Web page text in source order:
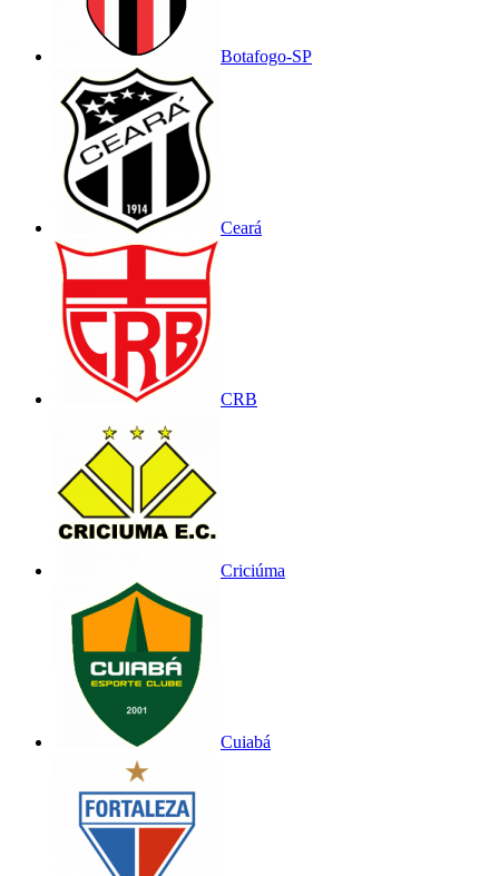
Botafogo-SP
Ceará
CRB
Criciúma
Cuiabá